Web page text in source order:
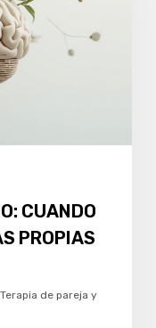
CUANDO
PROPIAS
de pareja y